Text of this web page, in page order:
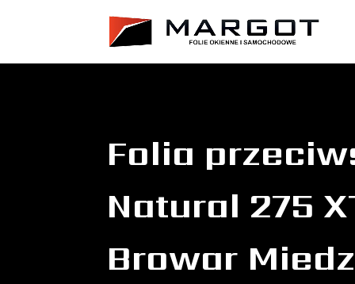
Folia
Natural 275
Browar